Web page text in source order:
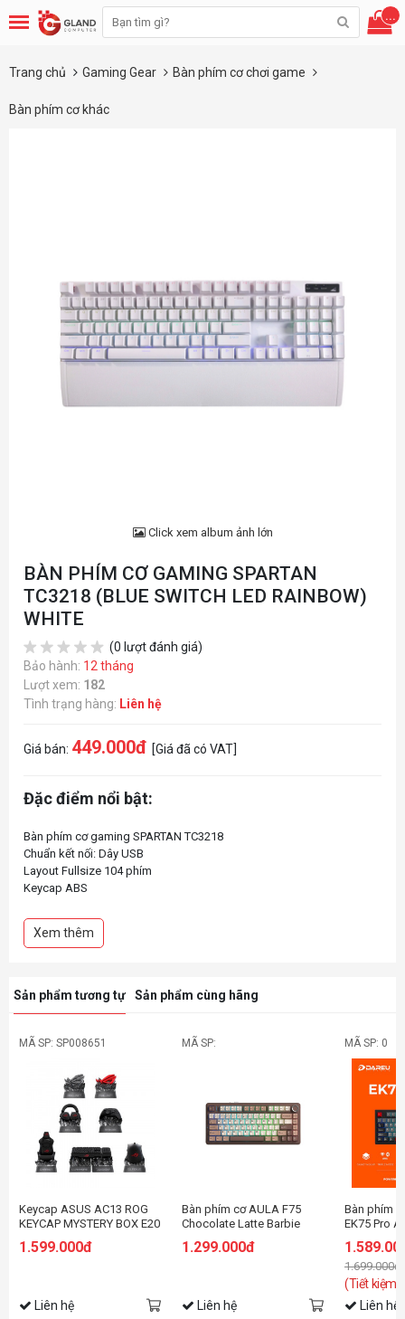
...
Trang chủ Gaming Gear Bàn phím cơ chơi game
Bàn phím cơ khác
Click xem album ảnh lớn
BÀN PHÍM CƠ GAMING SPARTAN
TC3218 (BLUE SWITCH LED RAINBOW)
WHITE
(0 lượt đánh giá)
Bảo hành: 12 tháng
Lượt xem: 182
Tình trạng hàng: Liên hệ
Giá bán: 449.000đ [Giá đã có VAT]
Đặc điểm nổi bật:
Bàn phím cơ gaming SPARTAN TC3218
Chuẩn kết nối: Dây USB
Layout Fullsize 104 phím
Keycap ABS
Xem thêm
Sản phẩm tương tự Sản phẩm cùng hãng
MÃ SP: SP008651
Keycap ASUS AC13 ROG
KEYCAP MYSTERY BOX E20
1.599.000đ
Liên hệ
MÃ SP:
Bàn phím cơ AULA F75
Chocolate Latte Barbie
1.299.000đ
Liên hệ
MÃ SP: 0
Bàn phím
EK75 Pro
1.699.000đ
(Tiết kiệm:
Liên hệ